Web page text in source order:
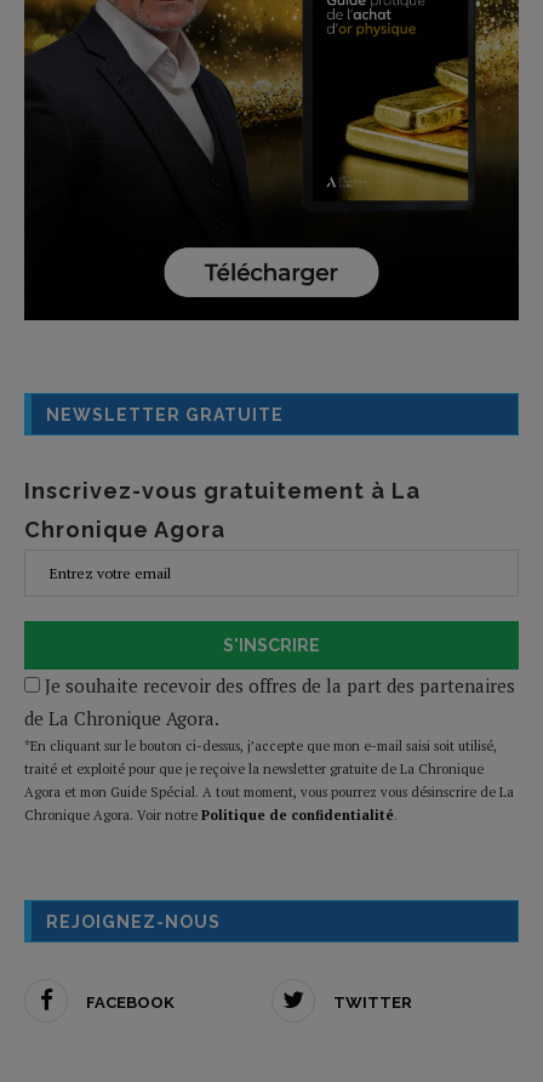
NEWSLETTER GRATUITE
Inscrivez-vous gratuitement à La
Chronique Agora
S'INSCRIRE
Je souhaite recevoir des offres de la part des partenaires
de La Chronique Agora.
*En cliquant sur le bouton ci-dessus, j’accepte que mon e-mail saisi soit utilisé,
traité et exploité pour que je reçoive la newsletter gratuite de La Chronique
Agora et mon Guide Spécial. A tout moment, vous pourrez vous désinscrire de La
Chronique Agora. Voir notre Politique de confidentialité.
REJOIGNEZ-NOUS
FACEBOOK TWITTER